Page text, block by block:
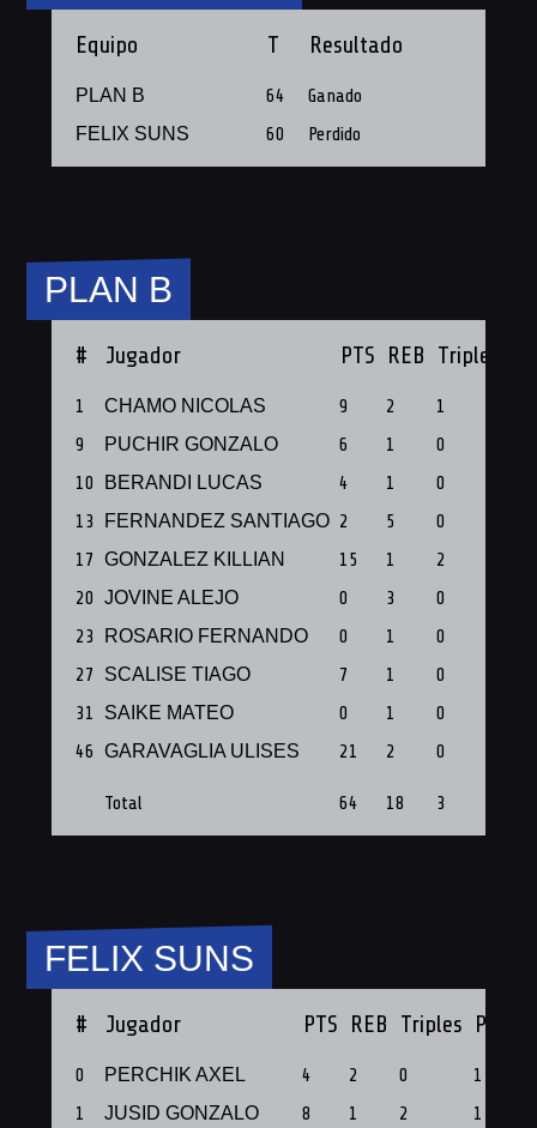
Equipo T Resultado
PLAN B 64 Ganado
FELIX SUNS 60 Perdido
PLAN B
# Jugador PTS REB Triples
1 CHAMO NICOLAS 9 2 1
9
PUCHIR GONZALO 6 1 0
10
BERANDI LUCAS 4 1 0
13
FERNANDEZ SANTIAGO 2 5 0
17 GONZALEZ KILLIAN 15 1 2
20 JOVINE ALEJO 0 3 0
23
ROSARIO FERNANDO 0 1 0
27
SCALISE TIAGO 7 1 0
31
SAIKE MATEO 0 1 0
46 GARAVAGLIA ULISES 21 2 0
Total 64 18 3
FELIX SUNS
# Jugador PTS REB Triples PF
0 PERCHIK AXEL 4 2 0
1
1
JUSID GONZALO 8 1 2
1